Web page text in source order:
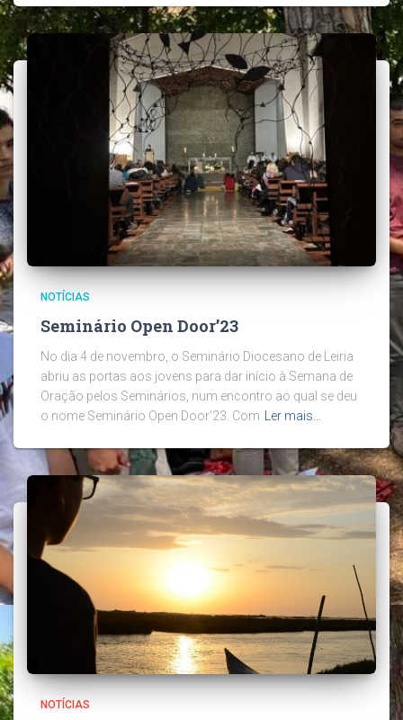
NOTÍCIAS
Seminário Open Door’23
No dia 4 de novembro, o Seminário Diocesano de Leiria
abriu as portas aos jovens para dar início à Semana de
Oração pelos Seminários, num encontro ao qual se deu
o nome Seminário Open Door’23. Com
Ler mais…
NOTÍCIAS